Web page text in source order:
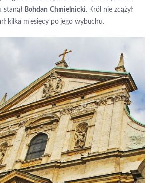
stanął Bohdan Chmielnicki. Król nie zdążył
kilka miesięcy po jego wybuchu.